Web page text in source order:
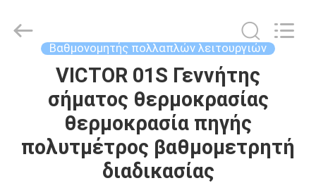
ΠΡΟΪΌΝΤΑ
ΠΕΡΊΠΟΥ
Rights
Βαθμονομητής πολλαπλών λειτουργιών
VICTOR 01S Γεννήτης
σήματος θερμοκρασίας
θερμοκρασία πηγής
πολυτμέτρος βαθμομετρητή
διαδικασίας